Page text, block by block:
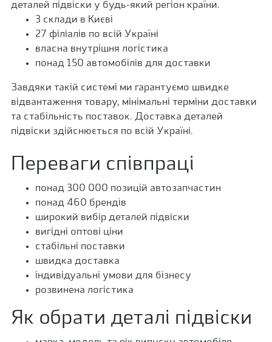
деталей підвіски у будь-який регіон країни.
3 склади в Києві
27 філіалів по всій Україні
власна внутрішня логістика
понад 150 автомобілів для доставки
Завдяки такій системі ми гарантуємо швидке
відвантаження товару, мінімальні терміни доставки
та стабільність поставок. Доставка деталей
підвіски здійснюється по всій Україні.
Переваги співпраці
понад 300 000 позицій автозапчастин
понад 460 брендів
широкий вибір деталей підвіски
вигідні оптові ціни
стабільні поставки
швидка доставка
індивідуальні умови для бізнесу
розвинена логістика
Як обрати деталі підвіски